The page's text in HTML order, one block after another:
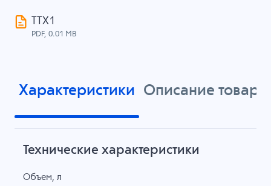
ТТХ1
PDF, 0.01 MB
Характеристики Описание товара
Технические характеристики
Объем, л